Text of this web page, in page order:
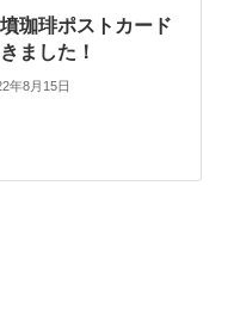
珈琲ポストカード
ました！
年8月15日